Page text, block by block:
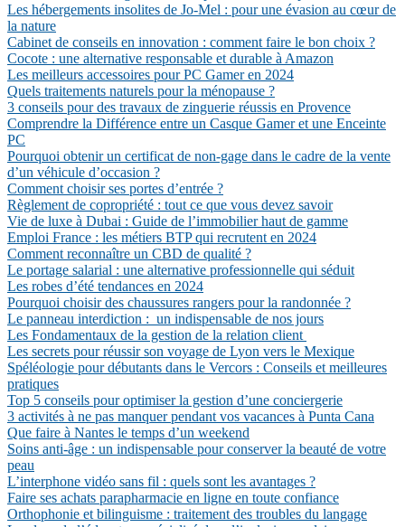
Les hébergements insolites de Jo-Mel : pour une évasion au cœur de
la nature
Cabinet de conseils en innovation : comment faire le bon choix ?
Cocote : une alternative responsable et durable à Amazon
Les meilleurs accessoires pour PC Gamer en 2024
Quels traitements naturels pour la ménopause ?
3 conseils pour des travaux de zinguerie réussis en Provence
Comprendre la Différence entre un Casque Gamer et une Enceinte
PC
Pourquoi obtenir un certificat de non-gage dans le cadre de la vente
d’un véhicule d’occasion ?
Comment choisir ses portes d’entrée ?
Règlement de copropriété : tout ce que vous devez savoir
Vie de luxe à Dubai : Guide de l’immobilier haut de gamme
Emploi France : les métiers BTP qui recrutent en 2024
Comment reconnaître un CBD de qualité ?
Le portage salarial : une alternative professionnelle qui séduit
Les robes d’été tendances en 2024
Pourquoi choisir des chaussures rangers pour la randonnée ?
Le panneau interdiction : un indispensable de nos jours
Les Fondamentaux de la gestion de la relation client
Les secrets pour réussir son voyage de Lyon vers le Mexique
Spéléologie pour débutants dans le Vercors : Conseils et meilleures
pratiques
Top 5 conseils pour optimiser la gestion d’une conciergerie
3 activités à ne pas manquer pendant vos vacances à Punta Cana
Que faire à Nantes le temps d’un weekend
Soins anti-âge : un indispensable pour conserver la beauté de votre
peau
L’interphone vidéo sans fil : quels sont les avantages ?
Faire ses achats parapharmacie en ligne en toute confiance
Orthophonie et bilinguisme : traitement des troubles du langage